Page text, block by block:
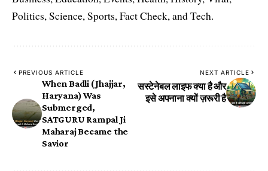
Politics, Science, Sports, Fact Check, and Tech.
PREVIOUS ARTICLE
​When Badli (Jhajjar,
Haryana) Was
Submerged,
SATGURU Rampal Ji
Maharaj Became the
Savior
NEXT ARTICLE
सस्टेनेबल लाइफ क्या है और
इसे अपनाना क्यों ज़रूरी है